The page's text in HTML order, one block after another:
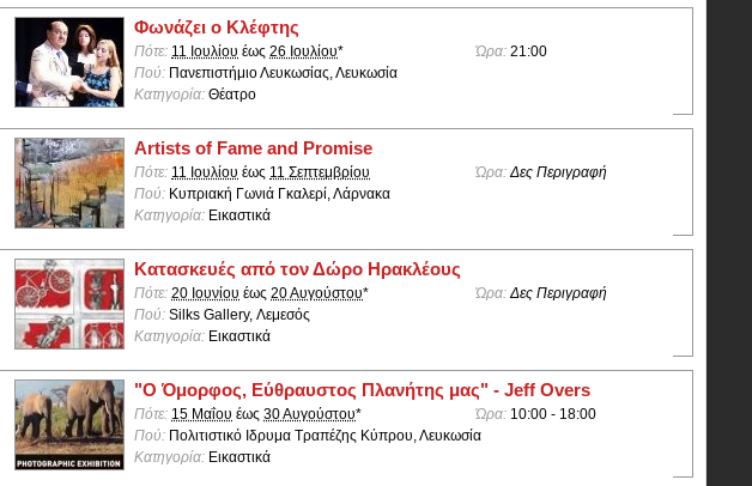
Φωνάζει ο Κλέφτης
Πότε: 11 Ιουλίου έως 26 Ιουλίου* Ώρα: 21:00
Πού: Πανεπιστήμιο Λευκωσίας, Λευκωσία
Κατηγορία: Θέατρο
Artists of Fame and Promise
Πότε: 11 Ιουλίου έως 11 Σεπτεμβρίου Ώρα: Δες Περιγραφή
Πού: Κυπριακή Γωνιά Γκαλερί, Λάρνακα
Κατηγορία: Εικαστικά
Κατασκευές από τον Δώρο Ηρακλέους
Πότε: 20 Ιουνίου έως 20 Αυγούστου* Ώρα: Δες Περιγραφή
Πού: Silks Gallery, Λεμεσός
Κατηγορία: Εικαστικά
"Ο Όμορφος, Εύθραυστος Πλανήτης μας" - Jeff Overs
Πότε: 15 Μαΐου έως 30 Αυγούστου* Ώρα: 10:00 - 18:00
Πού: Πολιτιστικό Ιδρυμα Τραπέζης Κύπρου, Λευκωσία
Κατηγορία: Εικαστικά